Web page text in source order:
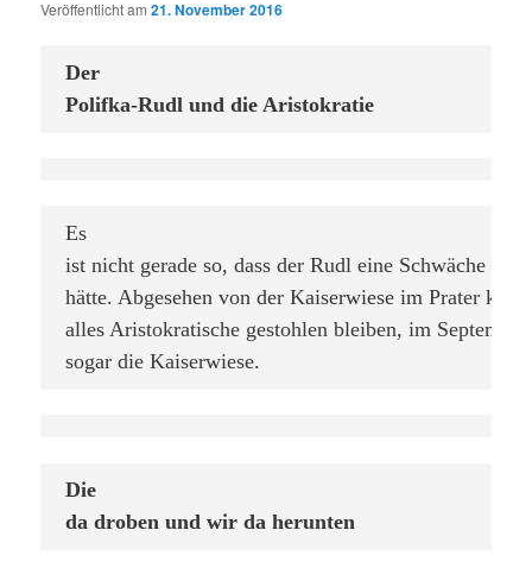
Veröffentlicht am21. November 2016
Der
Polifka-Rudl und die Aristokratie
Es
ist nicht gerade so, dass der Rudl eine Schwäche für
hätte. Abgesehen von der Kaiserwiese im Prater
alles Aristokratische gestohlen bleiben, im
sogar die Kaiserwiese.
Die
da droben und wir da herunten